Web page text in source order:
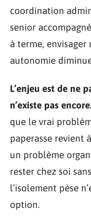
coordination
senior
à terme, envisager
autonomie
L’enjeu est de ne
n’existe pas
que le vrai
paperasse revient
un problème
rester chez soi
l’isolement pèse
option.